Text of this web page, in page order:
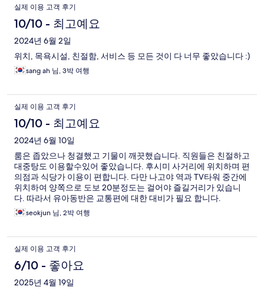
실제 이용 고객 후기
10/10 - 최고예요
2024년 6월 2일
위치, 목욕시설, 친절함, 서비스 등 모든 것이 다 너무 좋았습니다 :)
sang ah 님, 3박 여행
실제 이용 고객 후기
10/10 - 최고예요
2024년 6월 10일
룸은 좁았으나 청결했고 기물이 깨끗했습니다. 직원들은 친절하고
대중탕도 이용할수있어 좋았습니다. 후시미 사거리에 위치하며 편
의점과 식당가 이용이 편합니다. 다만 나고야 역과 TV타워 중간에
위치하여 양쪽으로 도보 20분정도는 걸어야 즐길거리가 있습니
다. 따라서 유아동반은 교통편에 대한 대비가 필요 합니다.
seokjun 님, 2박 여행
실제 이용 고객 후기
6/10 - 좋아요
2025년 4월 19일